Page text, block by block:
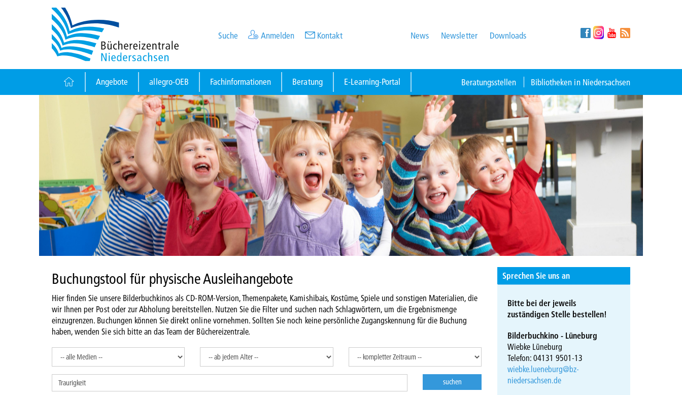
Suche Anmelden Kontakt News Newsletter Downloads
Angebote allegro-OEB Fachinformationen Beratung E-Learning-Portal Beratungsstellen Bibliotheken in Niedersachsen
Buchungstool für physische Ausleihangebote
Hier finden Sie unsere Bilderbuchkinos als CD-ROM-Version, Themenpakete, Kamishibais, Kostüme, Spiele und sonstigen Materialien, die
wir Ihnen per Post oder zur Abholung bereitstellen. Nutzen Sie die Filter und suchen nach Schlagwörtern, um die Ergebnismenge
einzugrenzen. Buchungen können Sie direkt online vornehmen. Sollten Sie noch keine persönliche Zugangskennung für die Buchung
haben, wenden Sie sich bitte an das Team der Büchereizentrale.
Sprechen Sie uns an
Bitte bei der jeweils
zuständigen Stelle bestellen!
Bilderbuchkino - Lüneburg
Wiebke Lüneburg
Telefon: 04131 9501-13
wiebke.lueneburg@bz-
niedersachsen.de